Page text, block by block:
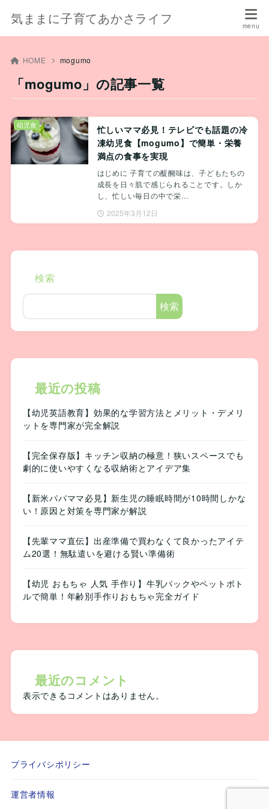
気ままに子育てあかさライフ
HOME mogumo
「mogumo」の記事一覧
忙しいママ必見！テレビでも話題の冷
凍幼児食【mogumo】で簡単・栄養
満点の食事を実現
はじめに 子育ての醍醐味は、子どもたちの
成長を日々肌で感じられることです。しか
し、忙しい毎日の中で栄…
2025年3月12日
幼児食
検索
検索
最近の投稿
【幼児英語教育】効果的な学習方法とメリット・デメリ
ットを専門家が完全解説
【完全保存版】キッチン収納の極意！狭いスペースでも
劇的に使いやすくなる収納術とアイデア集
【新米パパママ必見】新生児の睡眠時間が10時間しかな
い！原因と対策を専門家が解説
【先輩ママ直伝】出産準備で買わなくて良かったアイテ
ム20選！無駄遣いを避ける賢い準備術
【幼児 おもちゃ 人気 手作り】牛乳パックやペットボト
ルで簡単！年齢別手作りおもちゃ完全ガイド
最近のコメント
表示できるコメントはありません。
プライバシポリシー
運営者情報